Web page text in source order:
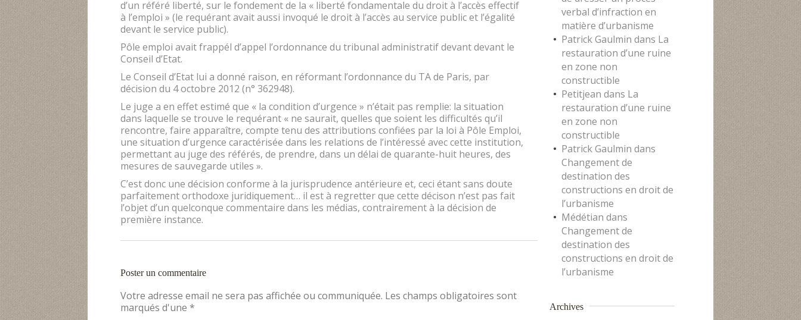
d’un référé liberté, sur le fondement de la « liberté fondamentale du droit à l’accès effectif
à l’emploi » (le requérant avait aussi invoqué le droit à l’accès au service public et l’égalité
devant le service public).
Pôle emploi avait frappél d’appel l’ordonnance du tribunal administratif devant devant le
Conseil d’Etat.
Le Conseil d’Etat lui a donné raison, en réformant l’ordonnance du TA de Paris, par
décision du 4 octobre 2012 (n° 362948).
Le juge a en effet estimé que « la condition d’urgence » n’était pas remplie: la situation
dans laquelle se trouve le requérant « ne saurait, quelles que soient les difficultés qu’il
rencontre, faire apparaître, compte tenu des attributions confiées par la loi à Pôle Emploi,
une situation d’urgence caractérisée dans les relations de l’intéressé avec cette institution,
permettant au juge des référés, de prendre, dans un délai de quarante-huit heures, des
mesures de sauvegarde utiles ».
C’est donc une décision conforme à la jurisprudence antérieure et, ceci étant sans doute
parfaitement orthodoxe juridiquement… il est à regretter que cette décison n’est pas fait
l’objet d’un quelconque commentaire dans les médias, contrairement à la décision de
première instance.
Poster un commentaire
Votre adresse email ne sera pas affichée ou communiquée. Les champs obligatoires sont
marqués d'une *
verbal d’infraction en
matière d’urbanisme
Patrick Gaulmin dans La
restauration d’une ruine
en zone non
constructible
Petitjean dans La
restauration d’une ruine
en zone non
constructible
Patrick Gaulmin dans
Changement de
destination des
constructions en droit de
l’urbanisme
Médétian dans
Changement de
destination des
constructions en droit de
l’urbanisme
Archives